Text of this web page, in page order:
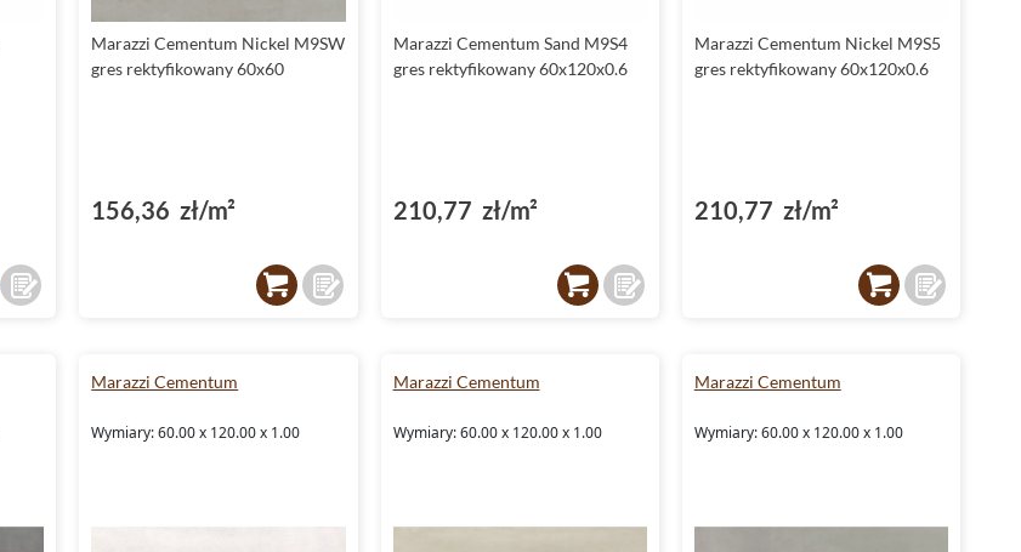
Marazzi Cementum Nickel M9SW
gres rektyfikowany 60x60
156,36 zł/m²
Marazzi Cementum Sand M9S4
gres rektyfikowany 60x120x0.6
210,77 zł/m²
Marazzi Cementum Nickel M9S5
gres rektyfikowany 60x120x0.6
210,77 zł/m²
Marazzi Cementum
Wymiary: 60.00 x 120.00 x 1.00
Marazzi Cementum
Wymiary: 60.00 x 120.00 x 1.00
Marazzi Cementum
Wymiary: 60.00 x 120.00 x 1.00